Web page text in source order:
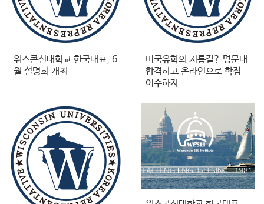
위스콘신대학교 한국대표, 6
월 설명회 개최
미국유학의 지름길? 명문대
합격하고 온라인으로 학점
이수하자